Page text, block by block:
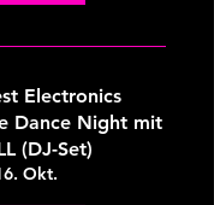
Electronics
Dance Night mit
(DJ-Set)
Okt.